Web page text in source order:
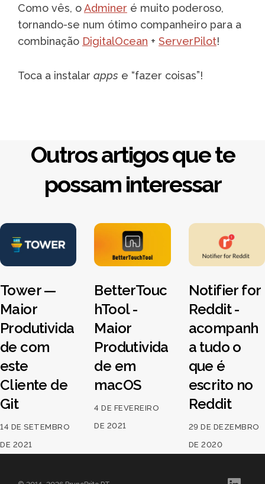
Como vês, oAdminer é muito poderoso,
tornando-se num ótimo companheiro para a
combinação DigitalOcean + ServerPilot!
Toca a instalar apps e “fazer coisas”!
Outros artigos que te
possam interessar
Tower —
Maior
Produtivida
de com
este
Cliente de
Git
14 DE SETEMBRO
DE 2021
BetterTouc
hTool -
Maior
Produtivida
de em
macOS
4 DE FEVEREIRO
DE 2021
Notifier for
Reddit -
acompanh
a tudo o
que é
escrito no
Reddit
29 DE DEZEMBRO
DE 2020